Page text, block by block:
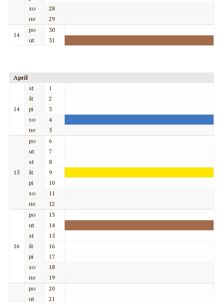
so
28
ne
29
14
po
30
ut
31
Apríl
14
st
1
št
2
pi
3
so
4
ne
5
15
po
6
ut
7
st
8
št
9
pi
10
so
11
ne
12
16
po
13
ut
14
st
15
št
16
pi
17
so
18
ne
19
po
20
ut
21